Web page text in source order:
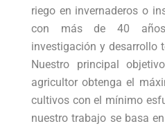
riego en invernaderos o
con más de 40
investigación y desarrollo
Nuestro principal
agricultor obtenga el
cultivos con el mínimo
nuestro trabajo se basa